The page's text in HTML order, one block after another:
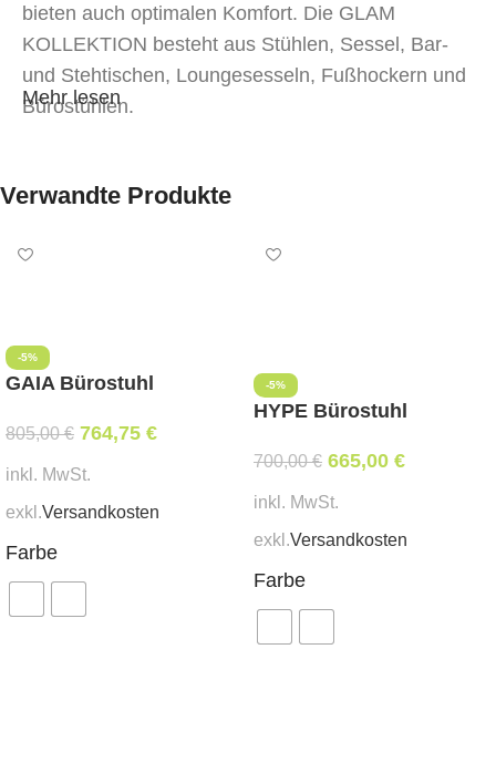
bieten auch optimalen Komfort. Die GLAM
KOLLEKTION besteht aus Stühlen, Sessel, Bar-
und Stehtischen, Loungesesseln, Fußhockern und
Bürostühlen.
Mehr lesen
Verwandte Produkte
-5%
GAIA Bürostuhl
805,00€ 764,75 €
inkl. MwSt.
exkl.Versandkosten
Farbe
-5%
HYPE Bürostuhl
700,00€ 665,00 €
inkl. MwSt.
exkl.Versandkosten
Farbe